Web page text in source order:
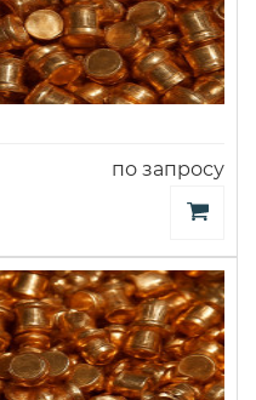
по запросу